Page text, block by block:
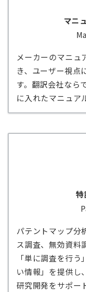
マニ
メーカーのマニュ
き、ユーザー視点
す。翻訳会社なら
に入れたマニュア
特
パテントマップ分
ス調査、無効資料
「単に調査を行
い情報」を提供し
研究開発をサポー